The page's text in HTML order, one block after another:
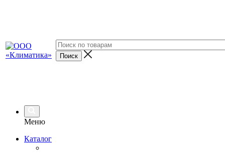
Меню
Каталог